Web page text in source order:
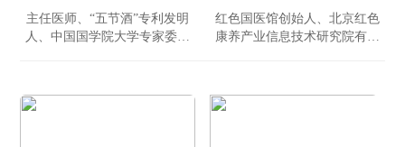
主任医师、“五节酒”专利发明
人、中国国学院大学专家委员
红色国医馆创始人、北京红色
康养产业信息技术研究院有限